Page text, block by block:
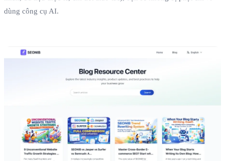
dùng công cụ AI.